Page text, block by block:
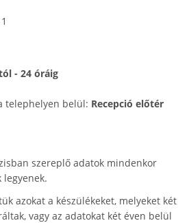
- 24 óráig
telephelyen belül: Recepció előtér
szereplő adatok mindenkor
legyenek.
azokat a készülékeket, melyeket két
vagy az adatokat két éven belül